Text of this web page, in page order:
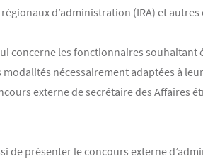
d’administration (IRA) et
concerne les fonctionnaires
nécessairement adaptées à
externe de secrétaire des Affaires
de présenter le concours externe